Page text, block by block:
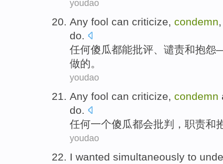
youdao
Any fool can criticize, condemn
do.
任何傻瓜都能批评、 谴责和抱怨
做的。
youdao
Any fool can criticize, condemn
do.
任何一个傻瓜都会批判 ， 职责和
youdao
I wanted simultaneously to